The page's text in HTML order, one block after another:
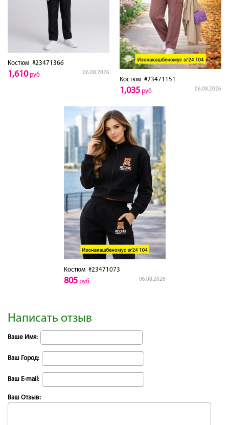
Костюм #23471366
06.08.2026
1,610руб
Костюм #23471151
06.08.2026
1,035 руб
Костюм#23471073
06.08.2026
805руб
Написать отзыв
Ваше Имя:
Ваш Город:
Ваш E-mail:
Ваш Отзыв: